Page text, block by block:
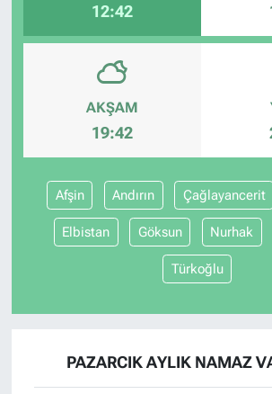
12:42
AKŞAM
19:42
Afşin Andırın Çağlayancerit
Elbistan Göksun Nurhak
Türkoğlu
PAZARCIK AYLIK NAMAZ